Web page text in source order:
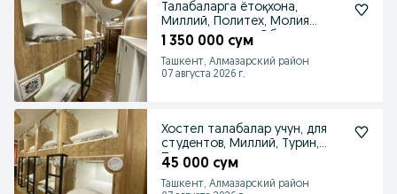
Талабаларга ётоқхона,
Миллий, Политех, Молия
сиртқи яқинида. Общежитие
1 350 000 сум
Ташкент, Алмазарский район
07 августа 2026 г.
Хостел талабалар учун, для
студентов, Миллий, Турин,
Политех, кунлик
45 000 сум
Ташкент, Алмазарский район